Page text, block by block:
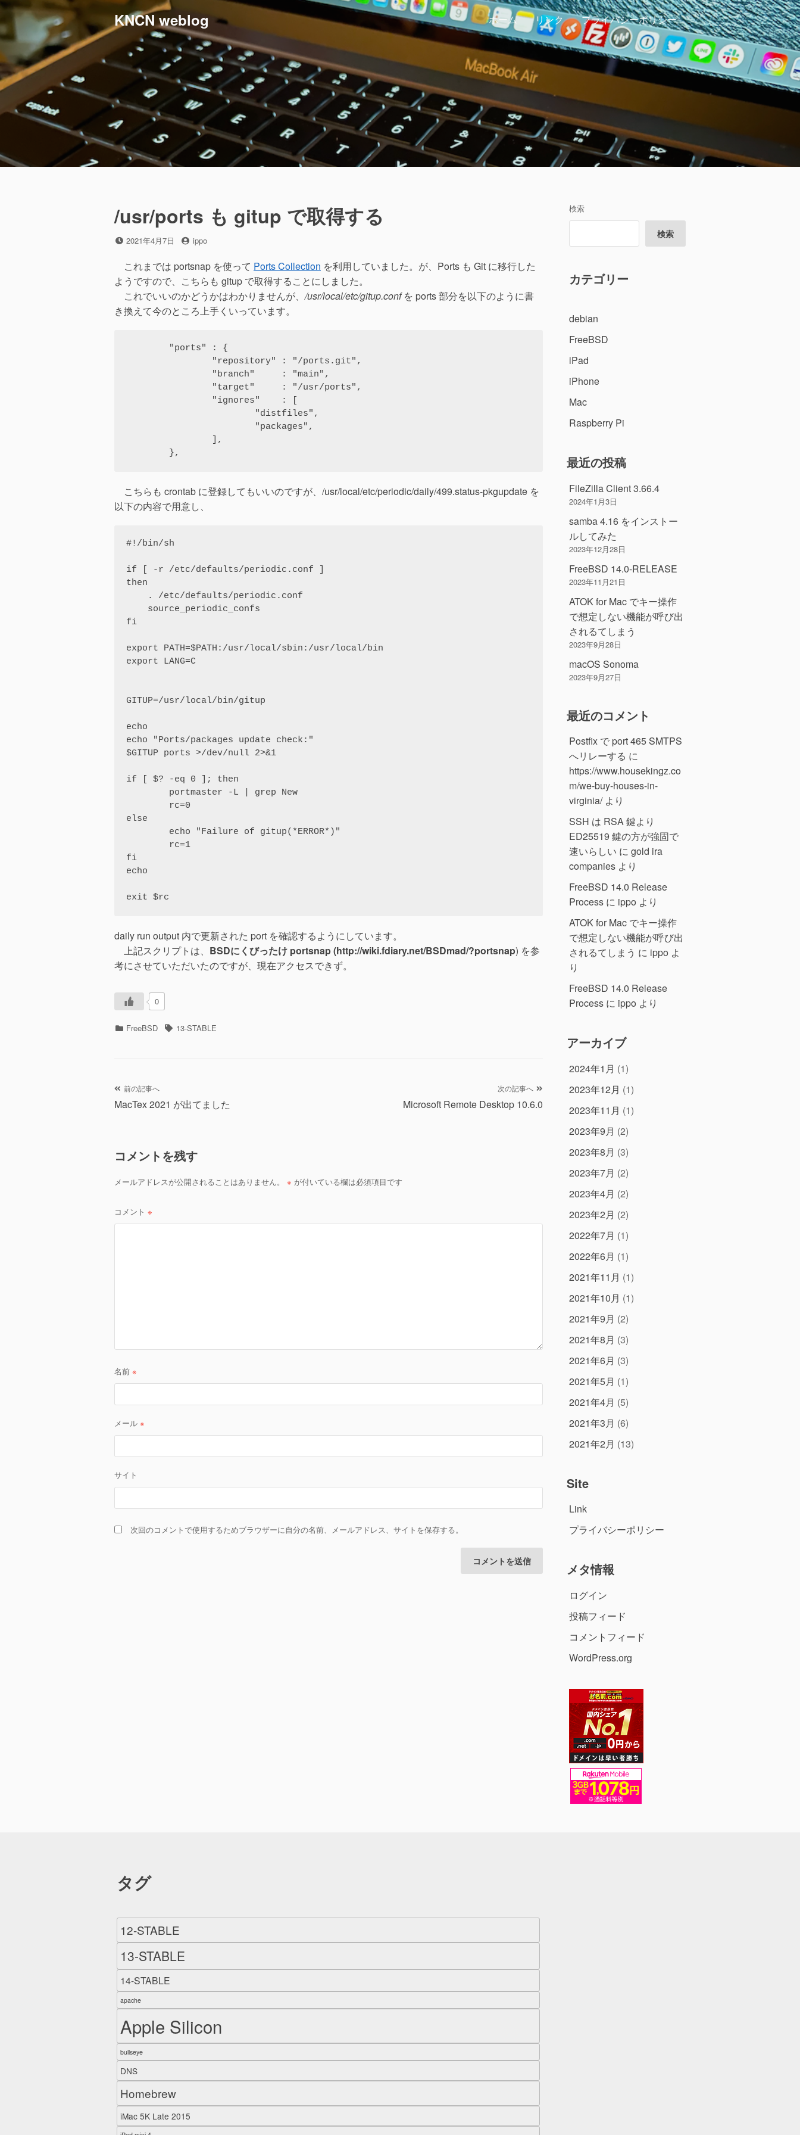
コ
ン
テ
ン
ツ
へ
キ
KNCN weblog ホーム リンク プライバシーポリシー
/usr/ports も gitup で取得する
投
日
2021年4月7日
投
者
ippo
これまでは portsnap を使って Ports Collection を利用していました。が、Ports も Git に移行した
ようですので、こちらも gitup で取得することにしました。
これでいいのかどうかはわかりませんが、/usr/local/etc/gitup.confを ports 部分を以下のように書
き換えて今のところ上手くいっています。
        },
こちらも crontab に登録してもいいのですが、/usr/local/etc/periodic/daily/499.status-pkgupdate を
以下の内容で用意し、
#!/bin/sh
if [ -r /etc/defaults/periodic.conf ]
then
fi
export PATH=$PATH:/usr/local/sbin:/usr/local/bin
export LANG=C
GITUP=/usr/local/bin/gitup
echo
echo "Ports/packages update check:"
$GITUP ports >/dev/null 2>&1
if [ $? -eq 0 ]; then
else
fi
echo
exit $rc
daily run output 内で更新された port を確認するようにしています。
上記スクリプトは、 BSDにくびったけ portsnap (http://wiki.fdiary.net/BSDmad/?portsnap) を参
考にさせていただいたのですが、現在アクセスできず。
0
カ FreeBSD
タ 13-STABLE
投
ビ
ゲ
ー
前の記事へ
MacTex 2021 が出てました
次の記事へ
Microsoft Remote Desktop 10.6.0
コメントを残す
メールアドレスが公開されることはありません。 ※ が付いている欄は必須項目です
コメント ※
名前 ※
メール ※
サイト
次回のコメントで使用するためブラウザーに自分の名前、メールアドレス、サイトを保存する。
検索
検索
カテゴリー
debian
FreeBSD
iPad
iPhone
Mac
Raspberry Pi
最近の投稿
FileZilla Client 3.66.4
2024年1月3日
samba 4.16 をインストー
ルしてみた
2023年12月28日
FreeBSD 14.0-RELEASE
2023年11月21日
ATOK for Mac でキー操作
で想定しない機能が呼び出
されるてしまう
2023年9月28日
macOS Sonoma
2023年9月27日
最近のコメント
Postfix で port 465 SMTPS
へリレーする に
https://www.housekingz.co
m/we-buy-houses-in-
virginia/より
SSH は RSA 鍵より
ED25519 鍵の方が強固で
速いらしい に gold ira
companies より
FreeBSD 14.0 Release
Process に ippo より
ATOK for Mac でキー操作
で想定しない機能が呼び出
されるてしまう に ippo よ
り
FreeBSD 14.0 Release
Process に ippo より
アーカイブ
2024年1月 (1)
2023年12月 (1)
2023年11月 (1)
2023年9月 (2)
2023年8月 (3)
2023年7月 (2)
2023年4月 (2)
2023年2月 (2)
2022年7月 (1)
2022年6月 (1)
2021年11月 (1)
2021年10月 (1)
2021年9月 (2)
2021年8月 (3)
2021年6月 (3)
2021年5月 (1)
2021年4月 (5)
2021年3月 (6)
2021年2月 (13)
Site
Link
プライバシーポリシー
メタ情報
ログイン
投稿フィード
コメントフィード
WordPress.org
タグ
12-STABLE
13-STABLE
14-STABLE
apache
Apple Silicon
bullseye
DNS
Homebrew
iMac 5K Late 2015